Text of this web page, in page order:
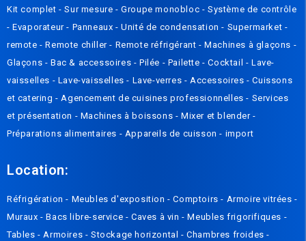
Kit complet-Sur mesure-Groupe monobloc -Système de contrôle
-Evaporateur- Panneaux-Unité de condensation- Supermarket -
remote-Remote chiller- Remote réfrigérant-Machines à glaçons -
Glaçons -Bac & accessoires -Pilée - Pailette-Cocktail -Lave-
vaisselles - Lave-vaisselles- Lave-verres - Accessoires-Cuissons
et catering- Agencement de cuisines professionnelles- Services
et présentation - Machines à boissons -Mixer et blender-
Préparations alimentaires - Appareils de cuisson- import
Location:
Réfrigération- Meubles d'exposition-Comptoirs- Armoire vitrées-
Muraux-Bacs libre-service -Caves à vin-Meubles frigorifiques -
Tables- Armoires -Stockage horizontal-Chambres froides-